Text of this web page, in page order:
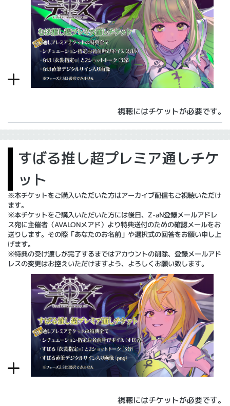
視聴にはチケットが必要です。
すばる推し超プレミア通しチケ
ット
※本チケットをご購入いただいた方はアーカイブ配信もご視聴いただけ
ます。
※本チケットをご購入いただいた方には後日、Z-aN登録メールアドレ
ス宛に主催者（AVALONメアド）より特典送付のための確認メールをお
送りします。その際「あなたのお名前」や選択式の回答をお願い申し上
げます。
※特典の受け渡しが完了するまではアカウントの削除、登録メールアド
レスの変更はお控えいただけますよう、よろしくお願い致します。
視聴にはチケットが必要です。